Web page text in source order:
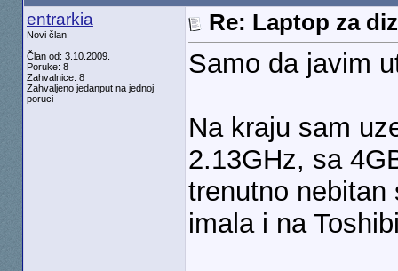
entrarkia
Novi član
Član od: 3.10.2009.
Poruke: 8
Zahvalnice: 8
Zahvaljeno jedanput na jednoj
poruci
Re: Laptop za
Samo da javim
Na kraju sam
2.13GHz, sa
trenutno
imala i na